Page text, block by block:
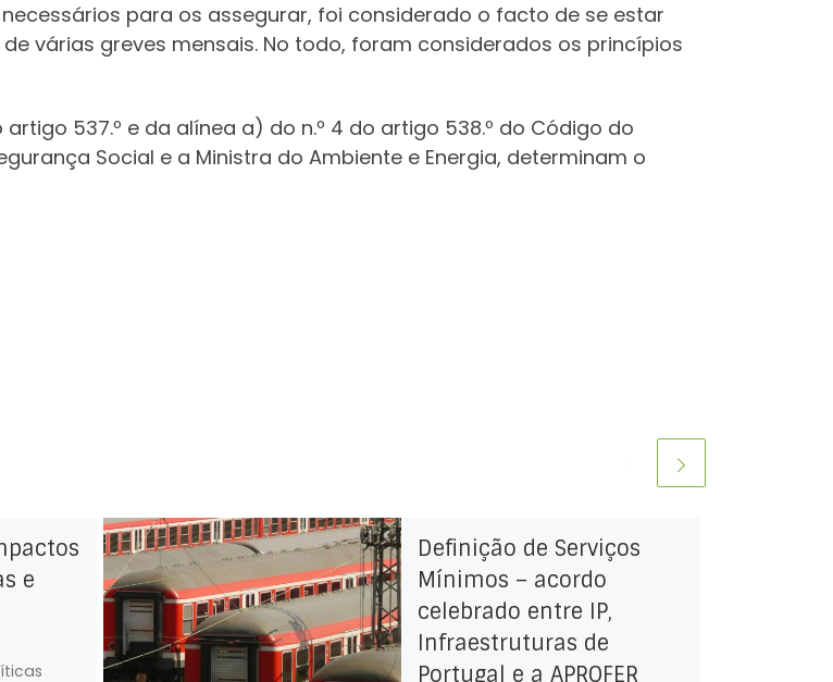
para os assegurar, foi considerado o facto de se estar
várias greves mensais. No todo, foram considerados os princípios
537.º e da alínea a) do n.º 4 do artigo 538.º do Código do
Social e a Ministra do Ambiente e Energia, determinam o
e
Definição de Serviços
Mínimos – acordo
celebrado entre IP,
Infraestruturas de
Portugal e a APROFER